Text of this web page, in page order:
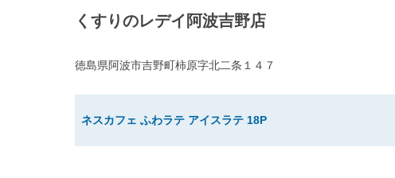
くすりのレデイ阿波吉野店
徳島県阿波市吉野町柿原字北二条１４７
ネスカフェ ふわラテ アイスラテ 18P